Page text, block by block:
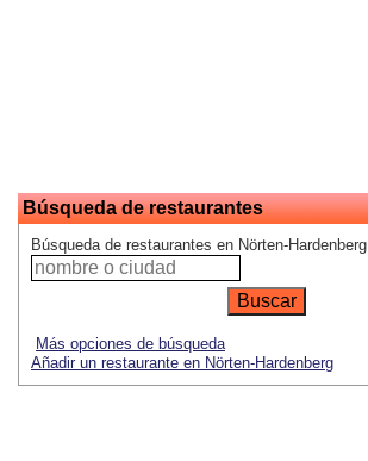
Búsqueda de restaurantes
Búsqueda de restaurantes en Nörten-Hardenberg
Más opciones de búsqueda
Añadir un restaurante en Nörten-Hardenberg